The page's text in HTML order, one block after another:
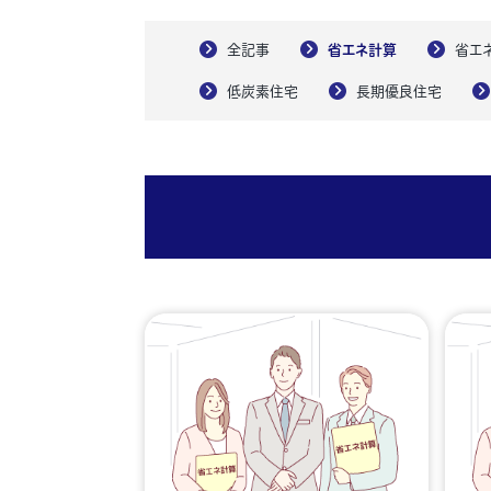
全記事 省エネ計算 省エ
低炭素住宅 長期優良住宅